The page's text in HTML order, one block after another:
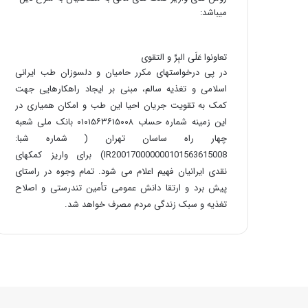
میباشد:
تعاونوا عَلَی البِرِّ و التقوی
در پی درخواستهای مکرر حامیان و دلسوزان طب ایرانی
اسلامی و تغذیه سالم، مبنی بر ایجاد راهکارهایی جهت
کمک به تقویت جریان احیا این طب و امکان همیاری در
این زمینه شماره حساب ۰۱۰۱۵۶۳۶۱۵۰۰۸ بانک ملی شعبه
چهار راه ساسان تهران ( شماره شبا:
IR200170000000101563615008) برای واریز کمکهای
نقدی ایرانیان فهیم اعلام می شود. تمام وجوه در راستای
پیش برد و ارتقا دانش عمومی تأمین تندرستی و اصلاح
تغذیه و سبک زندگی مردم مصرف خواهد شد.